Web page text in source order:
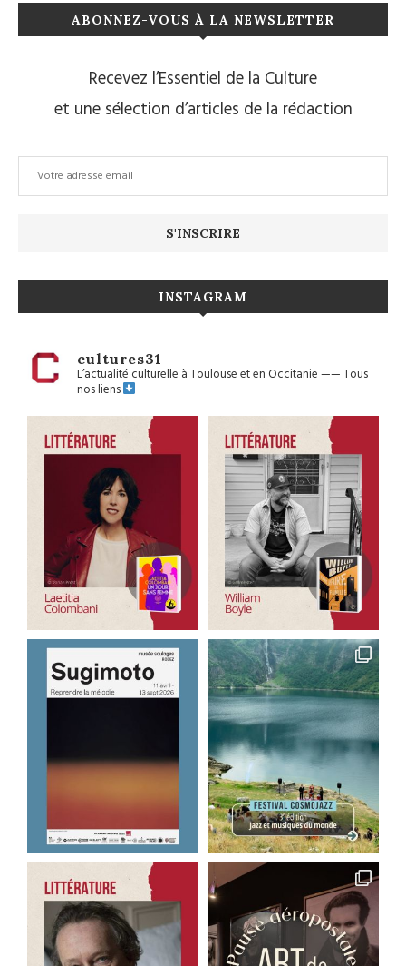
ABONNEZ-VOUS À LA NEWSLETTER
Recevez l’Essentiel de la Culture
et une sélection d’articles de la rédaction
INSTAGRAM
cultures31
L’actualité culturelle à Toulouse et en Occitanie——Tous
nos liens